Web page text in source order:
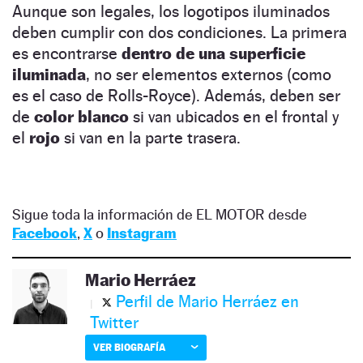
Aunque son legales, los logotipos iluminados
deben cumplir con dos condiciones. La primera
es encontrarse dentro de una superficie
iluminada, no ser elementos externos (como
es el caso de Rolls-Royce). Además, deben ser
de color blanco si van ubicados en el frontal y
el rojo si van en la parte trasera.
Sigue toda la información de EL MOTOR desde
Facebook, Xo Instagram
Mario Herráez
Perfil de Mario Herráez en
Twitter
VER BIOGRAFÍA